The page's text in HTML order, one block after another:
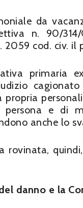
da
n. 90/314/
2059 cod. civ.
primaria
propria
persona e di
anche lo
rovinata,
danno e la